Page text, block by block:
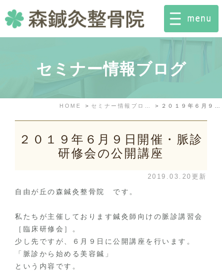
セミナー情報ブログ
HOME
２０１９年６月９日開催・脈診
研修会の公開講座
2019.03.20更新
自由が丘の森鍼灸整骨院 です。
私たちが主催しております鍼灸師向けの脈診講習会
［臨床研修会］。
少し先ですが、６月９日に公開講座を行います。
「脈診から始める美容鍼」
という内容です。